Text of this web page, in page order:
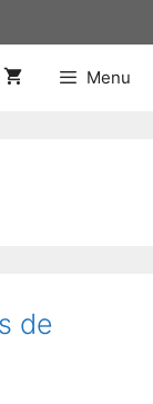
Menu
de